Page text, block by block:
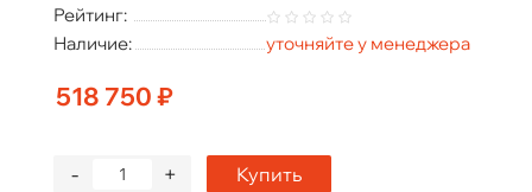
Рейтинг:
Наличие:
уточняйте у менеджера
518 750 ₽
+
- Купить